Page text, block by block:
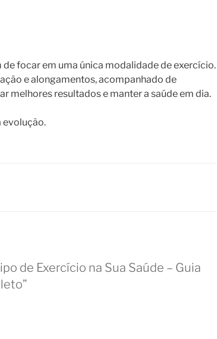
focar em uma única modalidade de exercício.
e alongamentos, acompanhado de
melhores resultados e manter a saúde em dia.
evolução.
de Exercício na Sua Saúde – Guia